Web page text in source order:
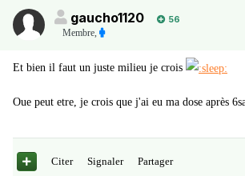
gaucho1120
56
Membre,
Et bien il faut un juste milieu je crois
Oue peut etre, je crois que j'ai eu ma dose après
Citer Signaler Partager